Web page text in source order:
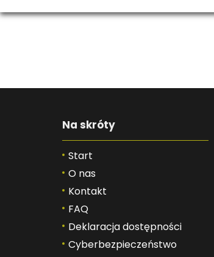
Na skróty
Start
O nas
Kontakt
FAQ
Deklaracja dostępności
Cyberbezpieczeństwo